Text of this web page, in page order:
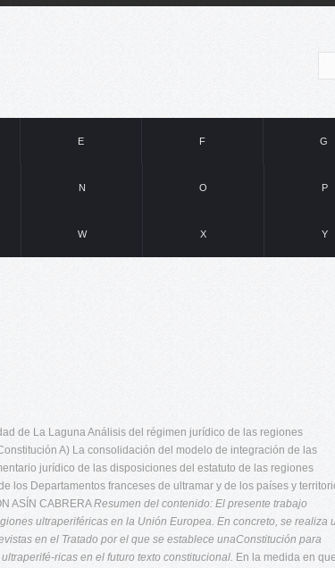
E F G
N O P
W X Y
de La Laguna Análisis del régimen jurídico de las regiones
A) La consolidación del modelo de integración de las
jurídico de las disposiciones del estatuto de las regiones
los Departamentos franceses de ultramar y de los países y
ASÍN CABRERAResumen del contenido: El presente trabajo
ultraperiféricas en la Unión Europea. En concreto, se realiza
en el Tratado por el que se establece unaConstitución para
ricas en el futuro texto constitucional. En la medida en